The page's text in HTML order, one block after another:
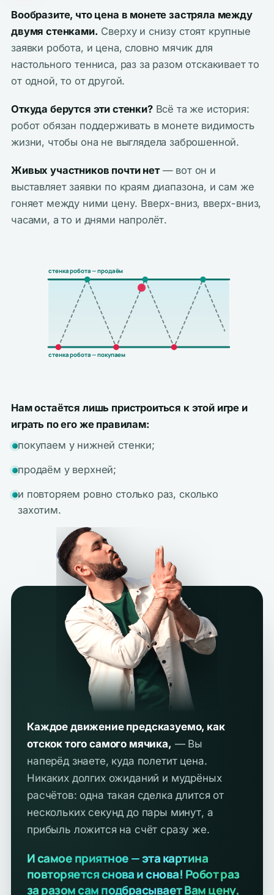
Вообразите, что цена в монете застряла между
двумя стенками. Сверху и снизу стоят крупные
заявки робота, и цена, словно мячик для
настольного тенниса, раз за разом отскакивает то
от одной, то от другой.
Откуда берутся эти стенки?Всё та же история:
робот обязан поддерживать в монете видимость
жизни, чтобы она не выглядела заброшенной.
Живых участников почти нет— вот он и
выставляет заявки по краям диапазона, и сам же
гоняет между ними цену. Вверх-вниз, вверх-вниз,
часами, а то и днями напролёт.
стенка робота — продаём
стенка робота — покупаем
Нам остаётся лишь пристроиться к этой игре и
играть по его же правилам:
покупаем у нижней стенки;
продаём у верхней;
и повторяем ровно столько раз, сколько
захотим.
Каждое движение предсказуемо, как
отскок того самого мячика, — Вы
наперёд знаете, куда полетит цена.
Никаких долгих ожиданий и мудрёных
расчётов: одна такая сделка длится от
нескольких секунд до пары минут, а
прибыль ложится на счёт сразу же.
И самое приятное — эта картина
повторяется снова и снова! Робот раз
за разом сам подбрасывает Вам цену,